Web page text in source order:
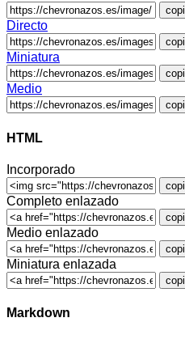
Directo
Miniatura
Medio
HTML
Incorporado
Completo enlazado
Medio enlazado
Miniatura enlazada
Markdown